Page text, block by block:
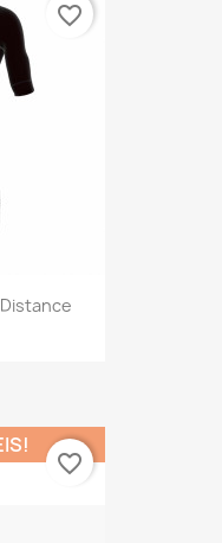
favorite_border
favorite_border